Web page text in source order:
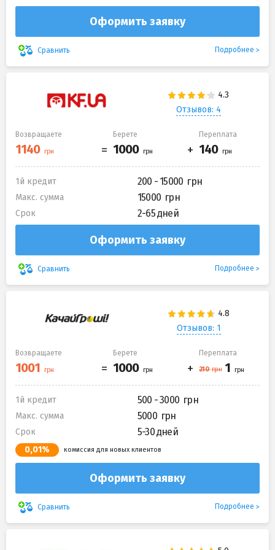
Оформить заявку
Сравнить Подробнее
Отзывов: 4
Возвращаете Берете Переплата
1й кредит 200 - 15000
Макс. сумма 15000
Срок 2-65 дней
Оформить заявку
Сравнить Подробнее
Отзывов: 1
Возвращаете Берете Переплата
1й кредит 500 - 3000
Макс. сумма 5000
Срок 5-30 дней
0,01% комиссия для новых клиентов
Оформить заявку
Сравнить Подробнее